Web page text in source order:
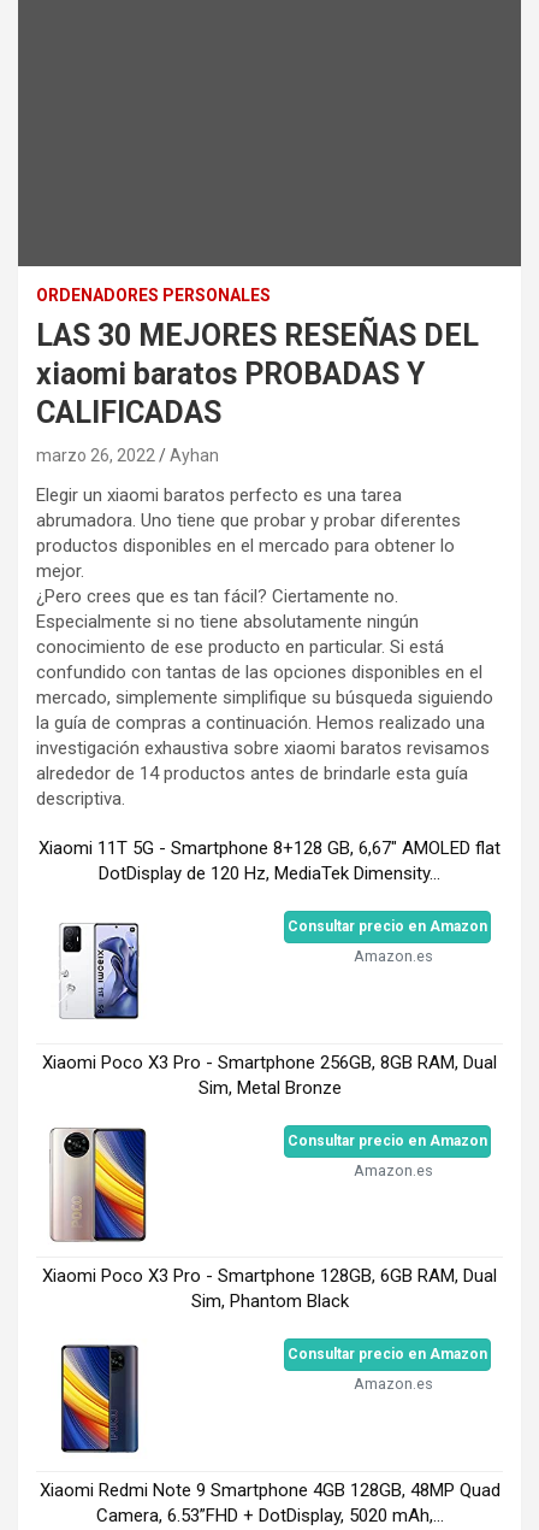
ORDENADORES PERSONALES
LAS 30 MEJORES RESEÑAS DEL
xiaomi baratos PROBADAS Y
CALIFICADAS
marzo 26, 2022 Ayhan
Elegir un xiaomi baratos perfecto es una tarea
abrumadora. Uno tiene que probar y probar diferentes
productos disponibles en el mercado para obtener lo
mejor.
¿Pero crees que es tan fácil? Ciertamente no.
Especialmente si no tiene absolutamente ningún
conocimiento de ese producto en particular. Si está
confundido con tantas de las opciones disponibles en el
mercado, simplemente simplifique su búsqueda siguiendo
la guía de compras a continuación. Hemos realizado una
investigación exhaustiva sobre xiaomi baratos revisamos
alrededor de 14 productos antes de brindarle esta guía
descriptiva.
Xiaomi 11T 5G - Smartphone 8+128 GB, 6,67" AMOLED flat
DotDisplay de 120 Hz, MediaTek Dimensity...
Consultar precio en Amazon
Amazon.es
Xiaomi Poco X3 Pro - Smartphone 256GB, 8GB RAM, Dual
Sim, Metal Bronze
Consultar precio en Amazon
Amazon.es
Xiaomi Poco X3 Pro - Smartphone 128GB, 6GB RAM, Dual
Sim, Phantom Black
Consultar precio en Amazon
Amazon.es
Xiaomi Redmi Note 9 Smartphone 4GB 128GB, 48MP Quad
Camera, 6.53”FHD + DotDisplay, 5020 mAh,...